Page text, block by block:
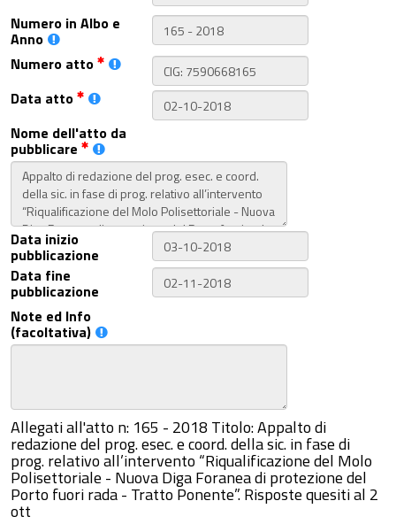
Numero in Albo e
Anno
Numero atto
Data atto
Nome dell'atto da
pubblicare
Data inizio
pubblicazione
Data fine
pubblicazione
Note ed Info
(facoltativa)
Allegati all'atto n: 165 - 2018 Titolo: Appalto di
redazione del prog. esec. e coord. della sic. in fase di
prog. relativo all’intervento “Riqualificazione del Molo
Polisettoriale - Nuova Diga Foranea di protezione del
Porto fuori rada - Tratto Ponente”. Risposte quesiti al 2
ott